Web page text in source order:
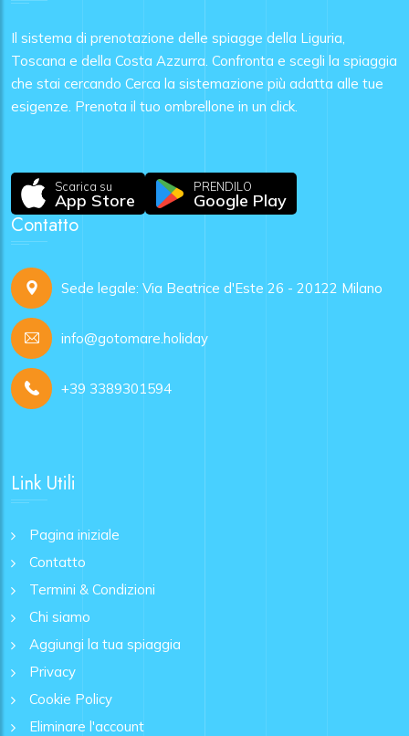
Il sistema di prenotazione delle spiagge della Liguria,
Toscana e della Costa Azzurra. Confronta e scegli la spiaggia
che stai cercando Cerca la sistemazione più adatta alle tue
esigenze. Prenota il tuo ombrellone in un click.
Scarica su
App Store
PRENDILO
Google Play
Contatto
Sede legale: Via Beatrice d'Este 26 - 20122 Milano
info@gotomare.holiday
+39 3389301594
Link Utili
Pagina iniziale
Contatto
Termini & Condizioni
Chi siamo
Aggiungi la tua spiaggia
Privacy
Cookie Policy
Eliminare l'account